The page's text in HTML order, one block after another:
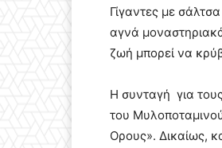
Γίγαντες με
αγνά
ζωή μπορεί να
Η συνταγή για
του
Ορους». Δικαίως,